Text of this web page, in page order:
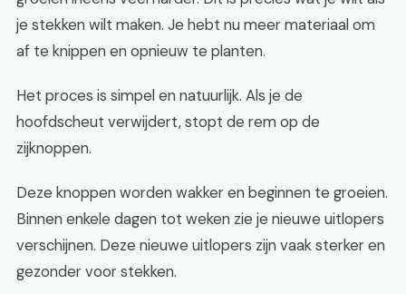
je stekken wilt maken. Je hebt nu meer materiaal om
af te knippen en opnieuw te planten.
Het proces is simpel en natuurlijk. Als je de
hoofdscheut verwijdert, stopt de rem op de
zijknoppen.
Deze knoppen worden wakker en beginnen te groeien.
Binnen enkele dagen tot weken zie je nieuwe uitlopers
verschijnen. Deze nieuwe uitlopers zijn vaak sterker en
gezonder voor stekken.